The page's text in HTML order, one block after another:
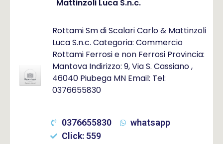
Mattinzoli Luca S.n.c.
Rottami Sm di Scalari Carlo & Mattinzoli
Luca S.n.c. Categoria: Commercio
Rottami Ferrosi e non Ferrosi Provincia:
Mantova Indirizzo: 9, Via S. Cassiano ,
46040 Piubega MN Email: Tel:
0376655830
0376655830
whatsapp
Click: 559